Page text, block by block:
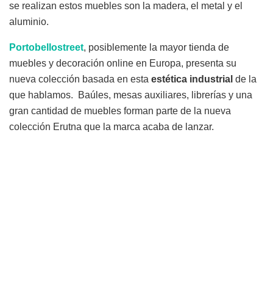
se realizan estos muebles son la madera, el metal y el
aluminio.
Portobellostreet, posiblemente la mayor tienda de
muebles y decoración online en Europa, presenta su
nueva colección basada en esta estética industrial de la
que hablamos. Baúles, mesas auxiliares, librerías y una
gran cantidad de muebles forman parte de la nueva
colección Erutna que la marca acaba de lanzar.